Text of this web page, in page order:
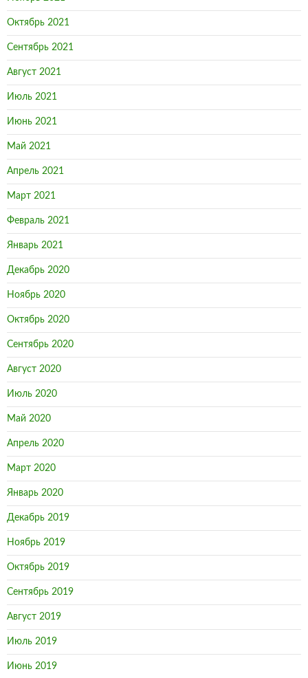
Октябрь 2021
Сентябрь 2021
Август 2021
Июль 2021
Июнь 2021
Май 2021
Апрель 2021
Март 2021
Февраль 2021
Январь 2021
Декабрь 2020
Ноябрь 2020
Октябрь 2020
Сентябрь 2020
Август 2020
Июль 2020
Май 2020
Апрель 2020
Март 2020
Январь 2020
Декабрь 2019
Ноябрь 2019
Октябрь 2019
Сентябрь 2019
Август 2019
Июль 2019
Июнь 2019